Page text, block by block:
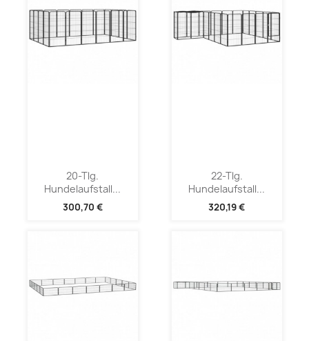
20-Tlg.
Hundelaufstall...
300,70 €
22-Tlg.
Hundelaufstall...
320,19 €